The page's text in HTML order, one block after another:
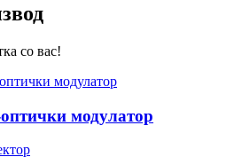
со вас!
модулатор